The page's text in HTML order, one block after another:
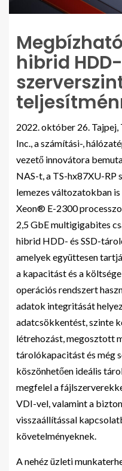
hibrid
2022. október 26.
Inc., a számítási-,
vezető innovátora
NAS-t, a TS-hx87XU-RP
lemezes változatokban
Xeon® E-2300
2,5 GbE multigigabites
hibrid HDD- és SSD-
amelyek együttesen
a kapacitást és a
operációs rendszert
adatok integritását
adatcsökkentést, szinte
létrehozást, megosztott
tárolókapacitást és még
köszönhetően ideális
megfelel a
VDI-vel, valamint a
visszaállítással
követelményeknek.
A nehéz üzleti